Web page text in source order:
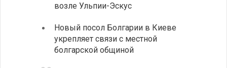
возле Ульпии-Эскус
Новый посол Болгарии в Киеве
укрепляет связи с местной
болгарской общиной